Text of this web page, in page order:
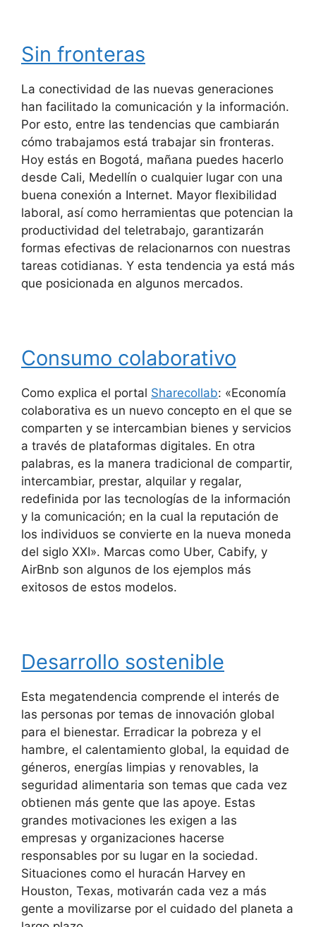
Sin fronteras
La conectividad de las nuevas generaciones
han facilitado la comunicación y la información.
Por esto, entre las tendencias que cambiarán
cómo trabajamos está trabajar sin fronteras.
Hoy estás en Bogotá, mañana puedes hacerlo
desde Cali, Medellín o cualquier lugar con una
buena conexión a Internet. Mayor flexibilidad
laboral, así como herramientas que potencian la
productividad del teletrabajo, garantizarán
formas efectivas de relacionarnos con nuestras
tareas cotidianas. Y esta tendencia ya está más
que posicionada en algunos mercados.
Consumo colaborativo
Como explica el portal Sharecollab: «Economía
colaborativa es un nuevo concepto en el que se
comparten y se intercambian bienes y servicios
a través de plataformas digitales. En otra
palabras, es la manera tradicional de compartir,
intercambiar, prestar, alquilar y regalar,
redefinida por las tecnologías de la información
y la comunicación; en la cual la reputación de
los individuos se convierte en la nueva moneda
del siglo XXI». Marcas como Uber, Cabify, y
AirBnb son algunos de los ejemplos más
exitosos de estos modelos.
Desarrollo sostenible
Esta megatendencia comprende el interés de
las personas por temas de innovación global
para el bienestar. Erradicar la pobreza y el
hambre, el calentamiento global, la equidad de
géneros, energías limpias y renovables, la
seguridad alimentaria son temas que cada vez
obtienen más gente que las apoye. Estas
grandes motivaciones les exigen a las
empresas y organizaciones hacerse
responsables por su lugar en la sociedad.
Situaciones como el huracán Harvey en
Houston, Texas, motivarán cada vez a más
gente a movilizarse por el cuidado del planeta a